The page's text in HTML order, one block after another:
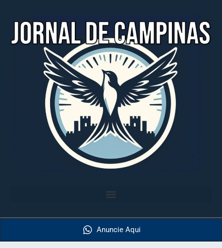
Anuncie Aqui